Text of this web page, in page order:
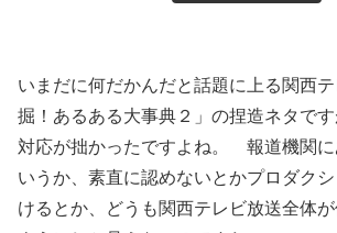
いまだに何だかんだと話題に上る関西
掘！あるある大事典２」の捏造ネタで
対応が拙かったですよね。 報道機関に
いうか、素直に認めないとかプロダク
けるとか、どうも関西テレビ放送全体